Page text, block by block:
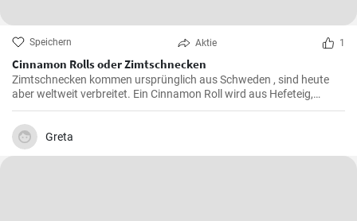
Speichern Aktie 1
Cinnamon Rolls oder Zimtschnecken
Zimtschnecken kommen ursprünglich aus Schweden , sind heute
aber weltweit verbreitet. Ein Cinnamon Roll wird aus Hefeteig,
Butter, Zimt und Zucker zubereitet . Ihre Kinder und Kaffeegäste
werden es lieben.
Greta